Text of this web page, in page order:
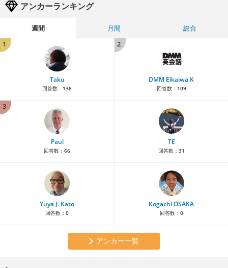
アンカーランキング
週間 月間
総合
1
Taku
回答数： 138
2
DMM Eikaiwa K
回答数： 109
3
Paul
回答数： 66
TE
回答数： 31
Yuya J. Kato
回答数： 0
Kogachi OSAKA
回答数： 0
アンカー一覧